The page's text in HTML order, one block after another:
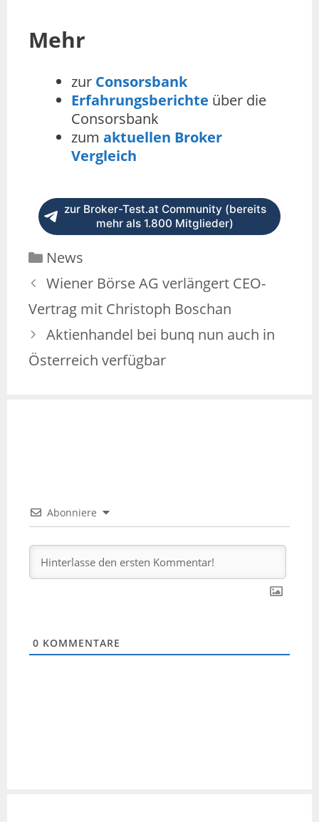
Mehr
zur Consorsbank
Erfahrungsberichte über die
Consorsbank
zum aktuellen Broker
Vergleich
zur Broker-Test.at Community (bereits
mehr als 1.800 Mitglieder)
News
Wiener Börse AG verlängert CEO-
Vertrag mit Christoph Boschan
Aktienhandel bei bunq nun auch in
Österreich verfügbar
Abonniere
0 KOMMENTARE